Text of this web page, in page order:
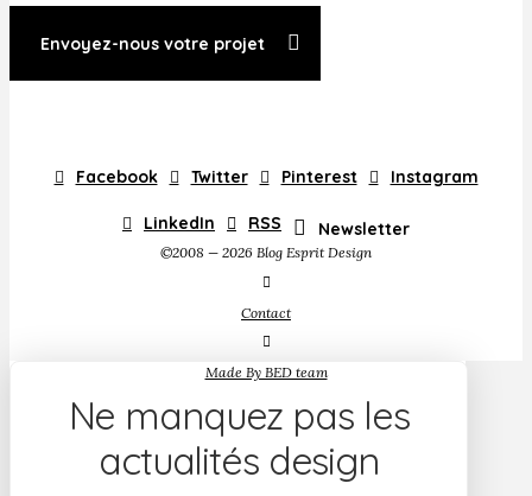
Envoyez-nous votre projet
Facebook Twitter Pinterest Instagram
LinkedIn RSS Newsletter
©2008 — 2026 Blog Esprit Design
Contact
Made By BED team
Ne manquez pas les
actualités design